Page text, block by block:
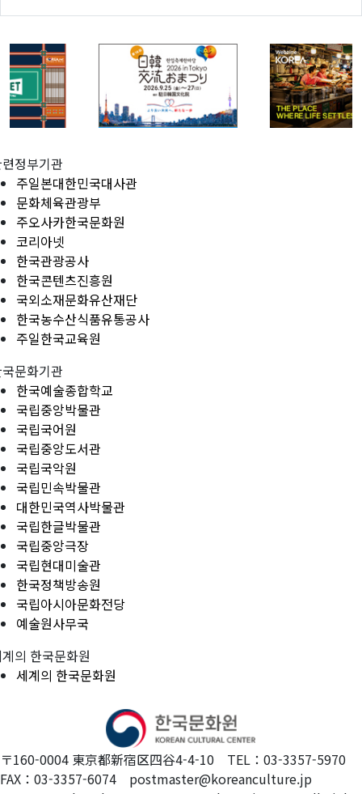
정부기관
주일본대한민국대사관
문화체육관광부
주오사카한국문화원
코리아넷
한국관광공사
한국콘텐츠진흥원
국외소재문화유산재단
한국농수산식품유통공사
주일한국교육원
문화기관
한국예술종합학교
국립중앙박물관
국립국어원
국립중앙도서관
국립국악원
국립민속박물관
대한민국역사박물관
국립한글박물관
국립중앙극장
국립현대미술관
한국정책방송원
국립아시아문화전당
예술원사무국
의 한국문화원
세계의 한국문화원
〒160-0004 東京都新宿区四谷4-4-10 TEL：03-3357-5970
FAX：03-3357-6074 postmaster@koreanculture.jp